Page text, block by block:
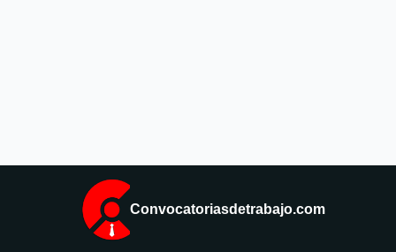
Convocatoriasdetrabajo.com